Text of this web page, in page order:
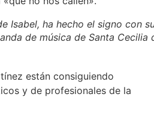
Isabel, ha hecho el signo con
de música de Santa Cecilia
están consiguiendo
y de profesionales de la